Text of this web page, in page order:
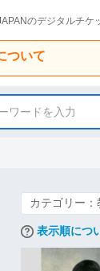
のデジタルチケ
ついて
ワードを入力
カテゴリー
表示順につ